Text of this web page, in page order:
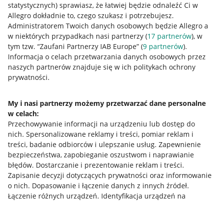
statystycznych) sprawiasz, że łatwiej będzie odnaleźć Ci w
Allegro dokładnie to, czego szukasz i potrzebujesz.
Administratorem Twoich danych osobowych będzie Allegro a
w niektórych przypadkach nasi partnerzy (17 partnerów), w
tym tzw. “Zaufani Partnerzy IAB Europe” (9 partnerów).
Informacja o celach przetwarzania danych osobowych przez
naszych partnerów znajduje się w ich politykach ochrony
prywatności.
My i nasi partnerzy możemy przetwarzać dane personalne
w celach:
Przechowywanie informacji na urządzeniu lub dostęp do
nich. Spersonalizowane reklamy i treści, pomiar reklam i
treści, badanie odbiorców i ulepszanie usług. Zapewnienie
bezpieczeństwa, zapobieganie oszustwom i naprawianie
błędów. Dostarczanie i prezentowanie reklam i treści.
Zapisanie decyzji dotyczących prywatności oraz informowanie
o nich. Dopasowanie i łączenie danych z innych źródeł.
Łączenie różnych urządzeń. Identyfikacja urządzeń na
Przydatne informacje
Jak to działa
Allegro Gadane dla sprzedających
Allegro Gadane dla kupujących
Mapa miejscowości
Informacje prawne
Regulamin